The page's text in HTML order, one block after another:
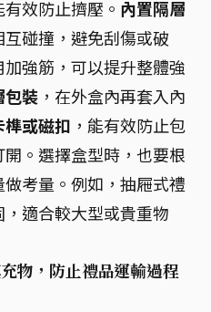
效防止擠壓。 內置隔層
碰撞，避免刮傷或破
加強筋，可以提升整體強
包裝 ，在外盒內再套入內
榫或磁扣 ，能有效防止包
。選擇盒型時，也要根
考量。例如，抽屜式禮
適合較大型或貴重物
物，防止禮品運輸過程